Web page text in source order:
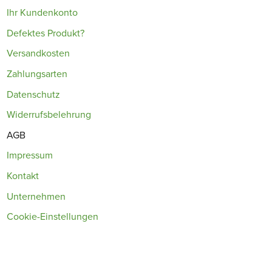
Ihr Kundenkonto
Defektes Produkt?
Versandkosten
Zahlungsarten
Datenschutz
Widerrufsbelehrung
AGB
Impressum
Kontakt
Unternehmen
Cookie-Einstellungen